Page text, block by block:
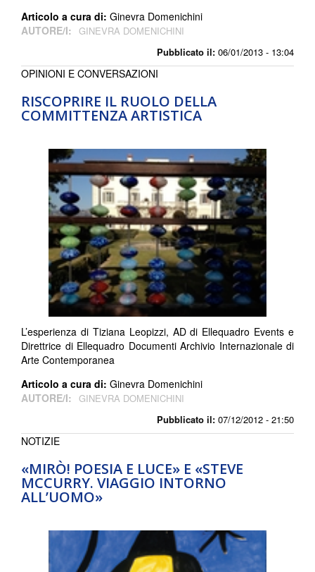
Pubblicato il: 06/01/2013 - 13:04
Articolo a cura di: Ginevra Domenichini
AUTORE/I: GINEVRA DOMENICHINI
RISCOPRIRE IL RUOLO DELLA
COMMITTENZA ARTISTICA
Pubblicato il: 07/12/2012 - 21:50
OPINIONI E CONVERSAZIONI
L’esperienza di Tiziana Leopizzi, AD di Ellequadro Events e
Direttrice di Ellequadro Documenti Archivio Internazionale di
Arte Contemporanea
Articolo a cura di: Ginevra Domenichini
AUTORE/I: GINEVRA DOMENICHINI
«MIRÒ! POESIA E LUCE» E «STEVE
MCCURRY. VIAGGIO INTORNO
ALL’UOMO»
NOTIZIE